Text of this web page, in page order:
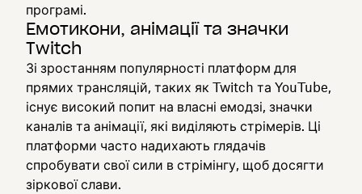
програмі.
Емотикони, анімації та значки
Twitch
Зі зростанням популярності платформ для
прямих трансляцій, таких як Twitch та YouTube,
існує високий попит на власні емодзі, значки
каналів та анімації, які виділяють стрімерів. Ці
платформи часто надихають глядачів
спробувати свої сили в стрімінгу, щоб досягти
зіркової слави.